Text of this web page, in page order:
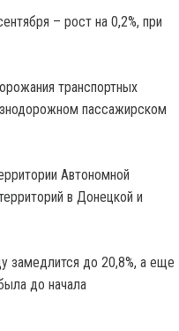
– рост на 0,2%, при
транспортных
пассажирском
Автономной
в Донецкой и
замедлится до 20,8%, а еще
до начала